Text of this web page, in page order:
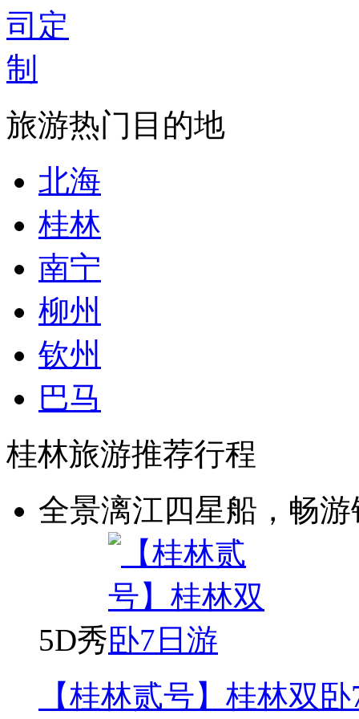
旅游热门目的地
北海
桂林
南宁
柳州
钦州
巴马
桂林旅游推荐行程
全景漓江四星船，畅
5D秀
【桂林贰号】桂林双